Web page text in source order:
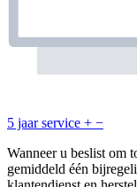
5 jaar service + −
Wanneer u beslist om
gemiddeld één